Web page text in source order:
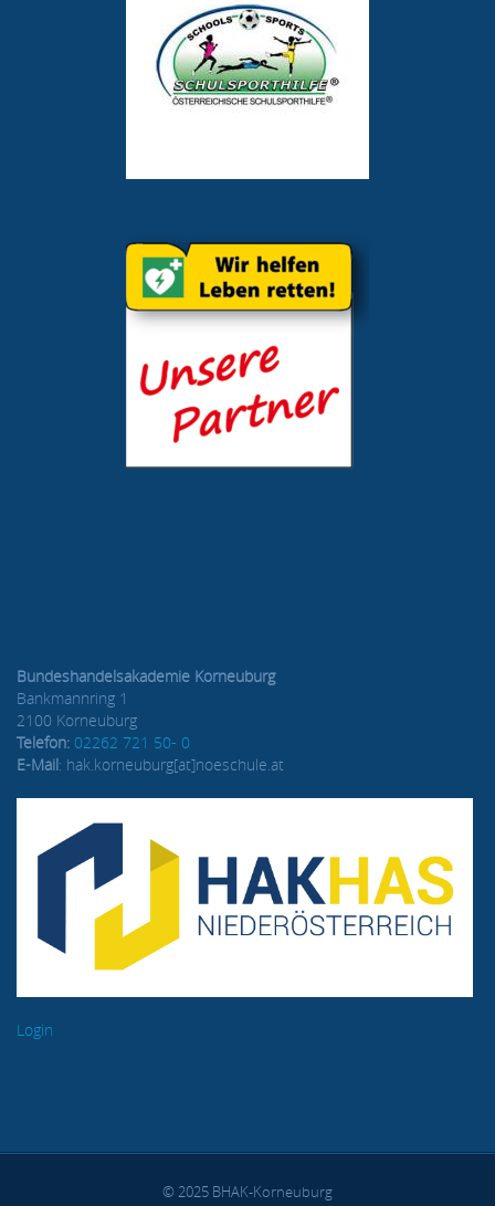
Bundeshandelsakademie Korneuburg
Bankmannring 1
2100 Korneuburg
Telefon: 02262 721 50- 0
E-Mail: hak.korneuburg[at]noeschule.at
Login
© 2025 BHAK-Korneuburg